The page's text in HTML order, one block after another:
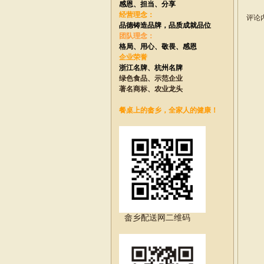
感恩、担当、分享
经营理念：
品德铸造品牌， 品质成就品位
团队理念：
格局、用心、敬畏、感恩
企业荣誉
浙江名牌、 杭州名牌
绿色食品、示范企业
著名商标、农业龙头
餐桌上的畲乡，全家人的健康！
畲乡配送网二维码
评论